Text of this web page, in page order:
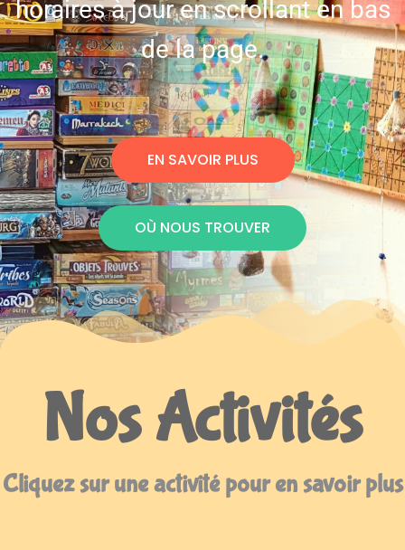
horaires à jour en scrollant en bas
de la page.
EN SAVOIR PLUS
OÙ NOUS TROUVER
Nos Activités
Cliquez sur une activité pour en savoir plus